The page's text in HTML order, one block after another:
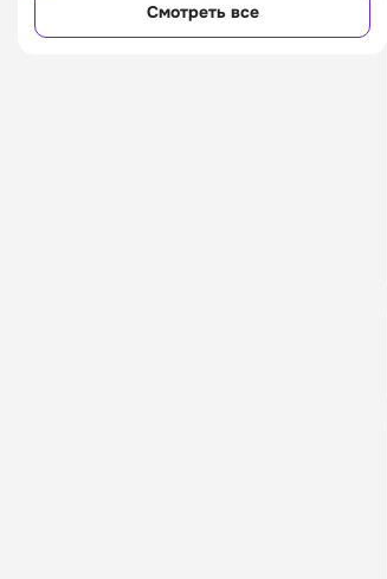
Смотреть все